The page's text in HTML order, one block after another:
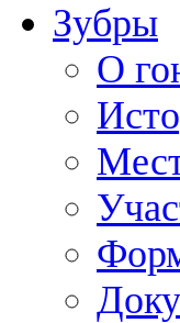
Зубры
О